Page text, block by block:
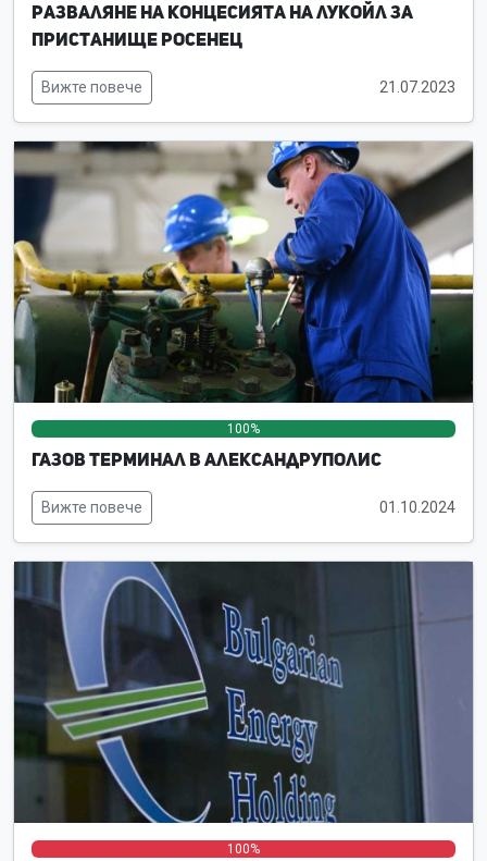
Разваляне на концесията на ЛУКойл за
пристанище Росенец
Вижте повече 21.07.2023
100%
Газов терминал в Александруполис
Вижте повече 01.10.2024
0%
0% 100%